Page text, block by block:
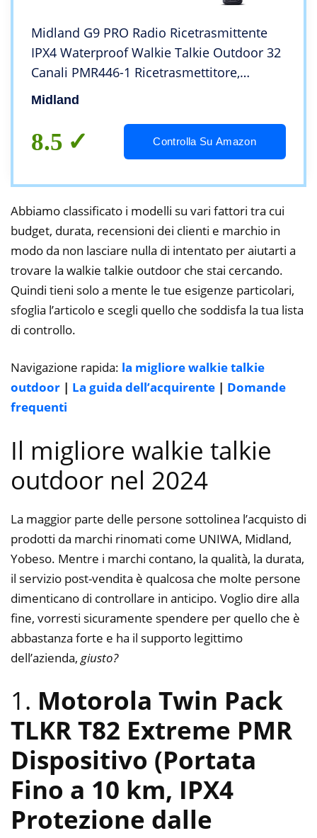
Midland G9 PRO Radio Ricetrasmittente
IPX4 Waterproof Walkie Talkie Outdoor 32
Canali PMR446-1 Ricetrasmettitore,
Batterie Ricaricabili AA 1800 mAh,
Cintura
Midland
8.5 Controlla Su Amazon
Abbiamo classificato i modelli su vari fattori tra cui
budget, durata, recensioni dei clienti e marchio in
modo da non lasciare nulla di intentato per aiutarti a
trovare la walkie talkie outdoor che stai cercando.
Quindi tieni solo a mente le tue esigenze particolari,
sfoglia l’articolo e scegli quello che soddisfa la tua lista
di controllo.
Navigazione rapida: la migliore walkie talkie
outdoor | La guida dell’acquirente | Domande
frequenti
Il migliore walkie talkie
outdoor nel 2024
La maggior parte delle persone sottolinea l’acquisto di
prodotti da marchi rinomati come UNIWA, Midland,
Yobeso. Mentre i marchi contano, la qualità, la durata,
il servizio post-vendita è qualcosa che molte persone
dimenticano di controllare in anticipo. Voglio dire alla
fine, vorresti sicuramente spendere per quello che è
abbastanza forte e ha il supporto legittimo
dell’azienda, giusto?
1. Motorola Twin Pack
TLKR T82 Extreme PMR
Dispositivo (Portata
Fino a 10 km, IPX4
Protezione dalle